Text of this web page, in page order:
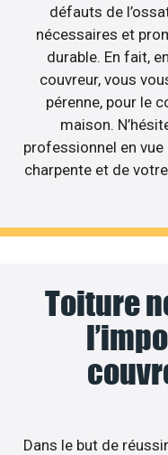
défauts de
nécessaires et
durable. En fait,
couvreur, vous
pérenne, pour le
maison.
professionnel en
charpente et de
Toiture
Dans le but de